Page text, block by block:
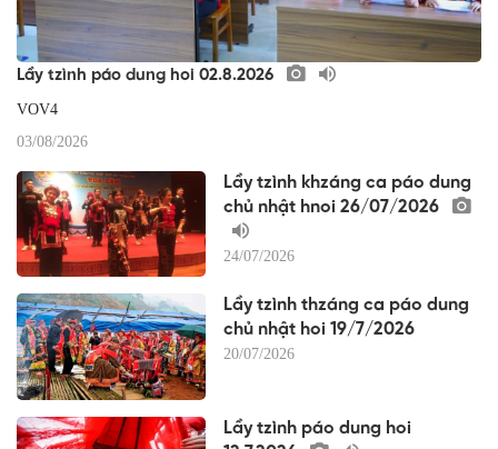
Lầy tzình páo dung hoi 02.8.2026
VOV4
03/08/2026
Lầy tzình khzáng ca páo dung
chủ nhật hnoi 26/07/2026
24/07/2026
Lầy tzình thzáng ca páo dung
chủ nhật hoi 19/7/2026
20/07/2026
Lầy tzình páo dung hoi